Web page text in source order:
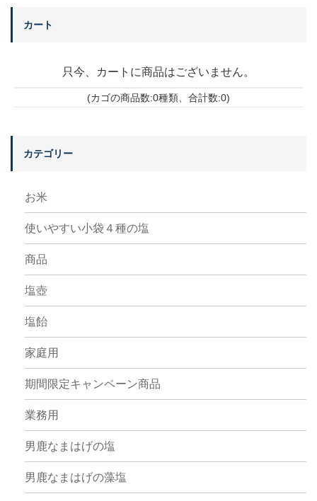
カート
只今、カートに商品はございません。
(カゴの商品数:0種類、合計数:0)
カテゴリー
お米
使いやすい小袋４種の塩
商品
塩壺
塩飴
家庭用
期間限定キャンペーン商品
業務用
男鹿なまはげの塩
男鹿なまはげの藻塩